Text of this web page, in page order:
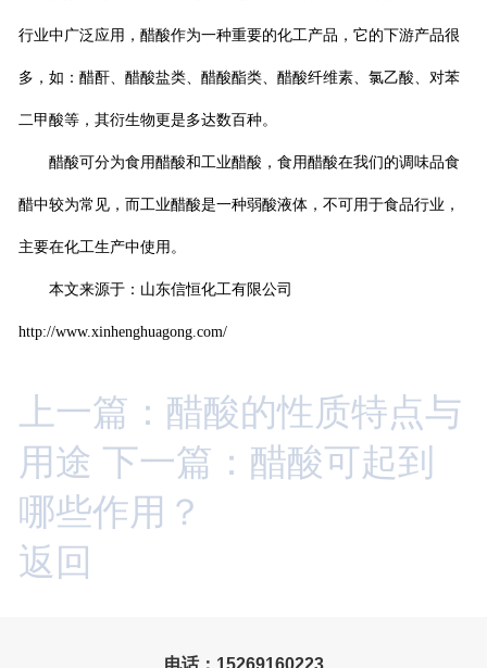
行业中广泛应用，醋酸作为一种重要的化工产品，它的下游产品很
多，如：醋酐、醋酸盐类、醋酸酯类、醋酸纤维素、氯乙酸、对苯
二甲酸等，其衍生物更是多达数百种。
醋酸可分为食用醋酸和工业醋酸，食用醋酸在我们的调味品食
醋中较为常见，而工业醋酸是一种弱酸液体，不可用于食品行业，
主要在化工生产中使用。
本文来源于：山东信恒化工有限公司
http://www.xinhenghuagong.com/
上一篇：醋酸的性质特点与
用途 下一篇：醋酸可起到
哪些作用？
返回